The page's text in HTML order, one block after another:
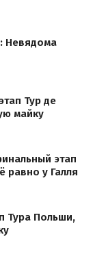
Невядома
Тур де
майку
этап
равно у Галля
Тура Польши,